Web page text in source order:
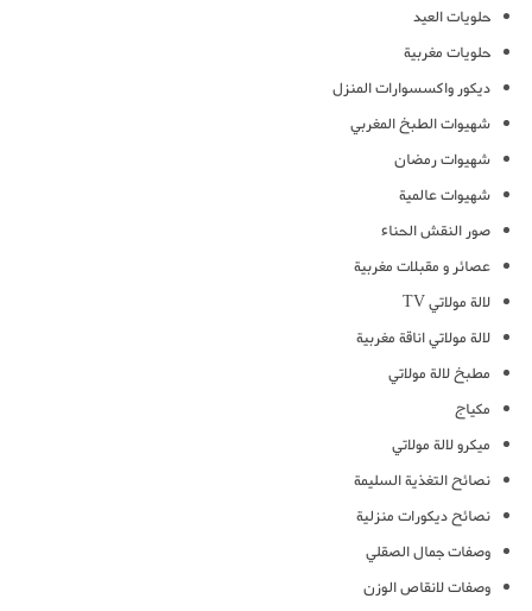
حلويات العيد
حلويات مغربية
ديكور واكسسوارات المنزل
شهيوات الطبخ المغربي
شهيوات رمضان
شهيوات عالمية
صور النقش الحناء
عصائر و مقبلات مغربية
لالة مولاتي TV
لالة مولاتي اناقة مغربية
مطبخ لالة مولاتي
مكياج
ميكرو لالة مولاتي
نصائح التغذية السليمة
نصائح ديكورات منزلية
وصفات جمال الصقلي
وصفات لانقاص الوزن